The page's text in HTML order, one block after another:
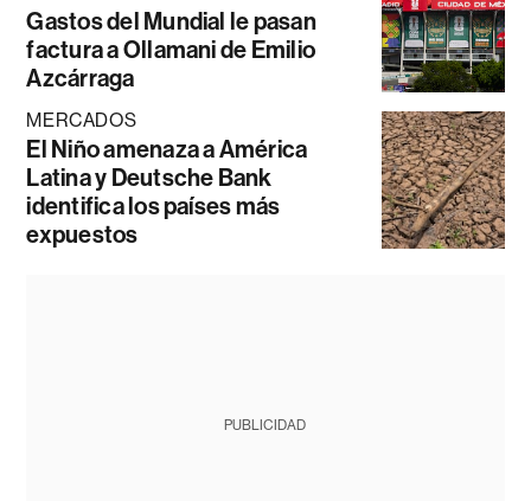
Gastos del Mundial le pasan
factura a Ollamani de Emilio
Azcárraga
MERCADOS
El Niño amenaza a América
Latina y Deutsche Bank
identifica los países más
expuestos
PUBLICIDAD